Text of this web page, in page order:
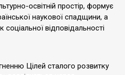
освітній простір, формує
наукової спадщини, а
відповідальності
Цілей сталого розвитку